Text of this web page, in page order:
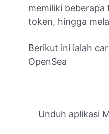
memiliki
token, hingga
Berikut ini ialah
OpenSea
Unduh aplikasi